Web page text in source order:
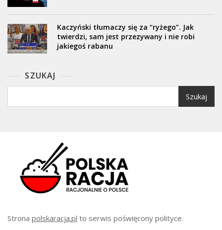
Kaczyński tłumaczy się za “ryżego”. Jak
twierdzi, sam jest przezywany i nie robi
jakiegoś rabanu
SZUKAJ
Szukaj
Strona polskaracja.pl to serwis poświęcony polityce.